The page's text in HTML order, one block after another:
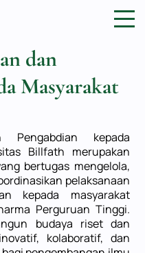
dan
Masyarakat
Pengabdian kepada
Billfath merupakan
bertugas mengelola,
pelaksanaan
kepada masyarakat
Perguruan Tinggi.
budaya riset dan
kolaboratif, dan